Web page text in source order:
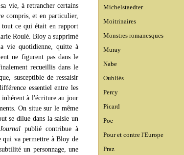
Michelstaedter
Moitrinaires
Monstres romanesques
Muray
Nabe
Oubliés
Percy
Picard
Poe
Pour et contre l'Europe
Praz
vie, à retrancher certains
compris, et en particulier,
tout ce qui était en rapport
Roulé. Bloy a supprimé
vie quotidienne, quitte à
ne figurent pas dans le
recueillis dans le
susceptible de ressaisir
essentiel entre les
à l'écriture au jour
On situe sur le même
se dilue dans la saisie un
Journalpublié contribue à
qui va permettre à Bloy de
un personnage, une